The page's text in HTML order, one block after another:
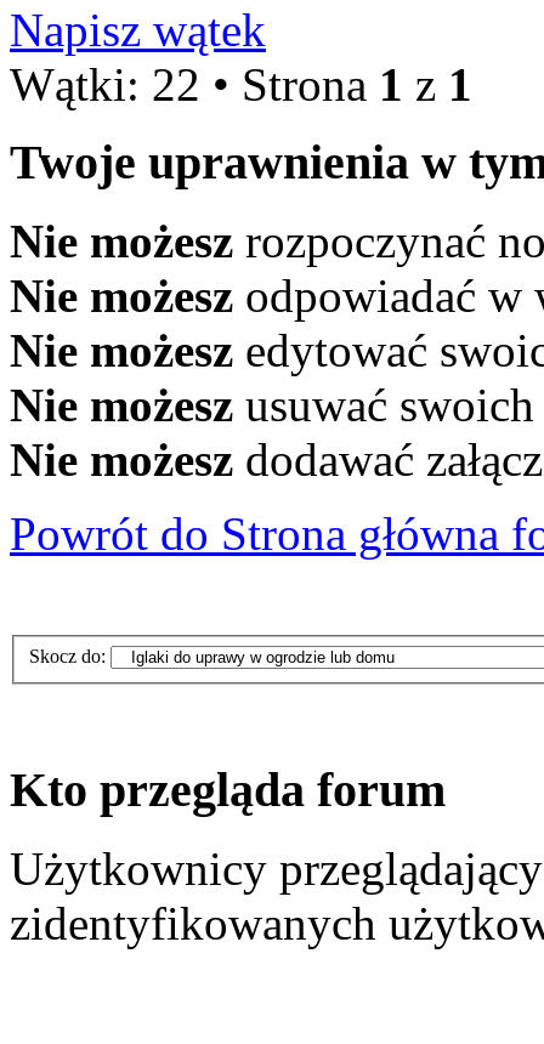
Napisz wątek
Wątki: 22 • Strona 1 z 1
Twoje uprawnienia w
Nie możesz rozpoczynać
Nie możesz odpowiadać w
Nie możesz edytować
Nie możesz usuwać
Nie możesz dodawać
Powrót do Strona główna
Skocz do:
Kto przegląda forum
Użytkownicy
zidentyfikowanych